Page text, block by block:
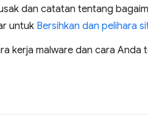
dan catatan tentang
untuk Bersihkan dan pelihara
kerja malware dan cara Anda